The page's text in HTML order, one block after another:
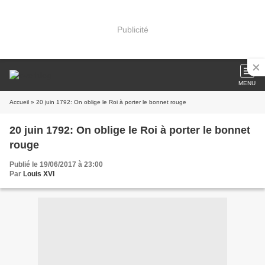
Publicité
MENU
Accueil » 20 juin 1792: On oblige le Roi à porter le bonnet rouge
20 juin 1792: On oblige le Roi à porter le bonnet
rouge
Publié le 19/06/2017 à 23:00
Par Louis XVI